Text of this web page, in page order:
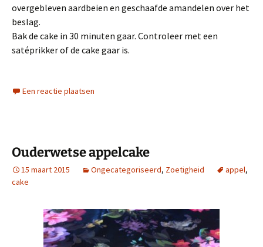
overgebleven aardbeien en geschaafde amandelen over het
beslag.
Bak de cake in 30 minuten gaar. Controleer met een
satéprikker of de cake gaar is.
Een reactie plaatsen
Ouderwetse appelcake
15 maart 2015 Ongecategoriseerd, Zoetigheid appel,
cake